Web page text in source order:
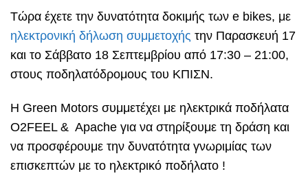
Τώρα έχετε την δυνατότητα δοκιμής των e bikes, με
ηλεκτρονική δήλωση συμμετοχής την Παρασκευή 17
και το Σάββατο 18 Σεπτεμβρίου από 17:30 – 21:00,
στους ποδηλατόδρομους του ΚΠΙΣΝ.
Η Green Motors συμμετέχει με ηλεκτρικά ποδήλατα
O2FEEL & Apache για να στηρίξουμε τη δράση και
να προσφέρουμε την δυνατότητα γνωριμίας των
επισκεπτών με το ηλεκτρικό ποδήλατο !